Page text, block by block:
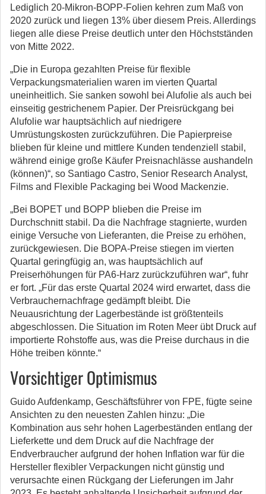
Lediglich 20-Mikron-BOPP-Folien kehren zum Maß von
2020 zurück und liegen 13% über diesem Preis. Allerdings
liegen alle diese Preise deutlich unter den Höchstständen
von Mitte 2022.
„Die in Europa gezahlten Preise für flexible
Verpackungsmaterialien waren im vierten Quartal
uneinheitlich. Sie sanken sowohl bei Alufolie als auch bei
einseitig gestrichenem Papier. Der Preisrückgang bei
Alufolie war hauptsächlich auf niedrigere
Umrüstungskosten zurückzuführen. Die Papierpreise
blieben für kleine und mittlere Kunden tendenziell stabil,
während einige große Käufer Preisnachlässe aushandeln
(können)“, so Santiago Castro, Senior Research Analyst,
Films and Flexible Packaging bei Wood Mackenzie.
„Bei BOPET und BOPP blieben die Preise im
Durchschnitt stabil. Da die Nachfrage stagnierte, wurden
einige Versuche von Lieferanten, die Preise zu erhöhen,
zurückgewiesen. Die BOPA-Preise stiegen im vierten
Quartal geringfügig an, was hauptsächlich auf
Preiserhöhungen für PA6-Harz zurückzuführen war“, fuhr
er fort. „Für das erste Quartal 2024 wird erwartet, dass die
Verbrauchernachfrage gedämpft bleibt. Die
Neuausrichtung der Lagerbestände ist größtenteils
abgeschlossen. Die Situation im Roten Meer übt Druck auf
importierte Rohstoffe aus, was die Preise durchaus in die
Höhe treiben könnte.“
Vorsichtiger Optimismus
Guido Aufdenkamp, Geschäftsführer von FPE, fügte seine
Ansichten zu den neuesten Zahlen hinzu: „Die
Kombination aus sehr hohen Lagerbeständen entlang der
Lieferkette und dem Druck auf die Nachfrage der
Endverbraucher aufgrund der hohen Inflation war für die
Hersteller flexibler Verpackungen nicht günstig und
verursachte einen Rückgang der Lieferungen im Jahr